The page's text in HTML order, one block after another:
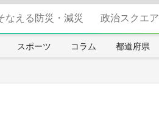
なえる防災・減災 政治スクエア
スポーツ コラム 都道府県